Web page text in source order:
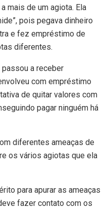
mais de um agiota. Ela
pois pegava dinheiro
e fez empréstimo de
diferentes.
passou a receber
com empréstimo
de quitar valores com
pagar ninguém há
diferentes ameaças de
os vários agiotas que ela
para apurar as ameaças
fazer contato com os